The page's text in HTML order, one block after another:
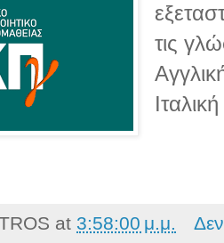
τις
at 3:58:00 μ.μ.